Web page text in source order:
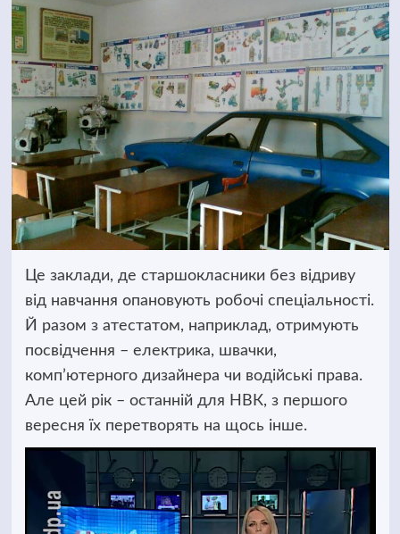
Це заклади, де старшокласники без відриву
від навчання опановують робочі спеціальності.
Й разом з атестатом, наприклад, отримують
посвідчення – електрика, швачки,
комп’ютерного дизайнера чи водійські права.
Але цей рік – останній для НВК, з першого
вересня їх перетворять на щось інше.
Відеопрогравач